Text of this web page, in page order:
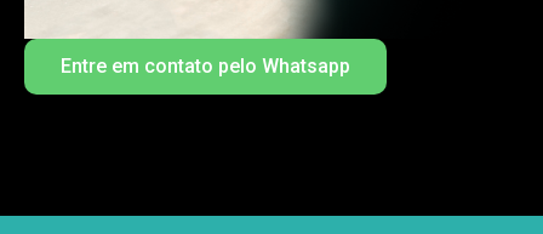
Entre em contato pelo Whatsapp